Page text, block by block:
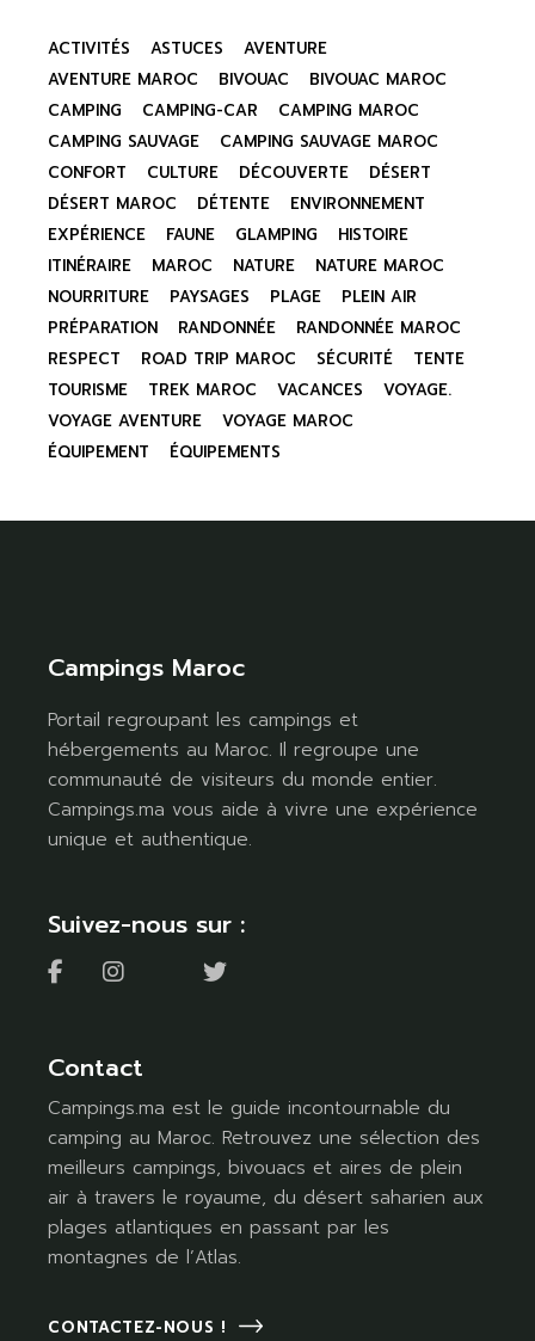
ACTIVITÉS ASTUCES
AVENTURE
AVENTURE MAROC
BIVOUAC
BIVOUAC MAROC
CAMPING
CAMPING-CAR
CAMPING MAROC
CAMPING SAUVAGE
CAMPING SAUVAGE MAROC
CONFORT
CULTURE DÉCOUVERTE
DÉSERT
DÉSERT MAROC
DÉTENTE
ENVIRONNEMENT
EXPÉRIENCE
FAUNE GLAMPING
HISTOIRE
ITINÉRAIRE
MAROC NATURE
NATURE MAROC
NOURRITURE
PAYSAGES PLAGE
PLEIN AIR
PRÉPARATION
RANDONNÉE
RANDONNÉE MAROC
RESPECT
ROAD TRIP MAROC SÉCURITÉ
TENTE
TOURISME
TREK MAROC VACANCES
VOYAGE.
VOYAGE AVENTURE
VOYAGE MAROC
ÉQUIPEMENT
ÉQUIPEMENTS
Campings Maroc
Portail regroupant les campings et
hébergements au Maroc. Il regroupe une
communauté de visiteurs du monde entier.
Campings.ma vous aide à vivre une expérience
unique et authentique.
Suivez-nous sur :
Contact
Campings.ma est le guide incontournable du
camping au Maroc. Retrouvez une sélection des
meilleurs campings, bivouacs et aires de plein
air à travers le royaume, du désert saharien aux
plages atlantiques en passant par les
montagnes de l’Atlas.
CONTACTEZ-NOUS !